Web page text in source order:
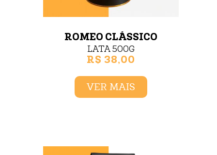
ROMEO CLÁSSICO
LATA 500G
R$ 38,00
VER MAIS